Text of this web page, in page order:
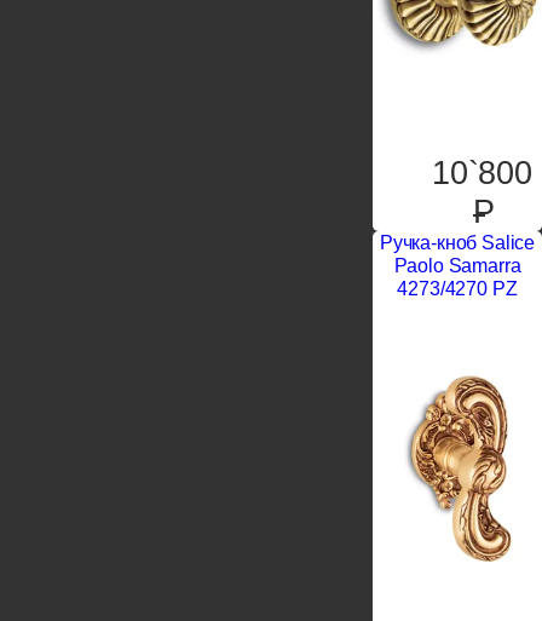
10`800
P
Ручка-кноб Salice
Paolo Samarra
4273/4270 PZ